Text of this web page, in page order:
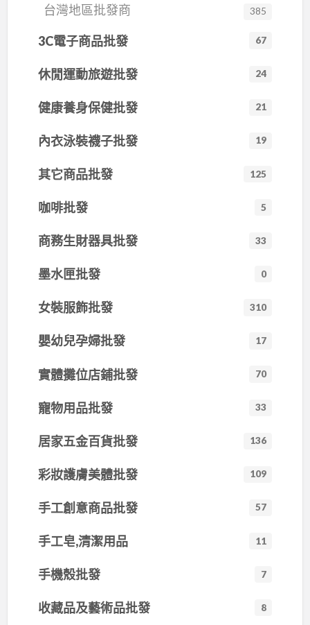
除自家茶廠的製茶產出之外，與各知名茶區的茶
園茶廠均有合作關係，為廣大批發客戶帶來質量…
的洗後感受，不用任何商品行銷口條，您的肌膚
自然會告訴您。
1080007064號 桃衛藥字第1080019184號
手…
批發商 （1…
樂菁茶業的倉庫就是茶行夥伴的倉庫，方便茶
商，茶行批發銷售。讓您好作生意，讓您的客戶
台灣地區批發商 385
3C電子商品批發 67
休閒運動旅遊批發 24
健康養身保健批發 21
內衣泳裝襪子批發 19
其它商品批發 125
咖啡批發 5
商務生財器具批發 33
墨水匣批發 0
女裝服飾批發 310
嬰幼兒孕婦批發 17
實體攤位店鋪批發 70
寵物用品批發 33
居家五金百貨批發 136
彩妝護膚美體批發 109
手工創意商品批發 57
手工皂,清潔用品 11
手機殼批發 7
收藏品及藝術品批發 8